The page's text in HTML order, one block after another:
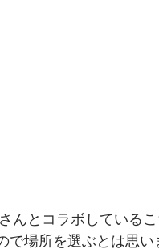
さんとコラボしている
で場所を選ぶとは思